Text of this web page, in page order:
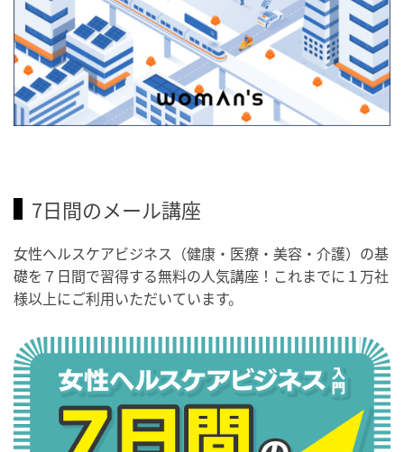
7日間のメール講座
女性ヘルスケアビジネス（健康・医療・美容・介護）の基
礎を７日間で習得する無料の人気講座！これまでに１万社
様以上にご利用いただいています。